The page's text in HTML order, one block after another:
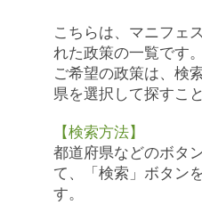
こちらは、マニフェ
れた政策の一覧です。
ご希望の政策は、検
県を選択して探すこ
【検索方法】
都道府県などのボタ
て、「検索」ボタン
す。